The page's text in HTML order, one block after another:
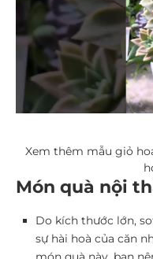
Xem thêm mẫu giỏ
Món quà nội
Do kích thước lớn,
sự hài hoà của căn